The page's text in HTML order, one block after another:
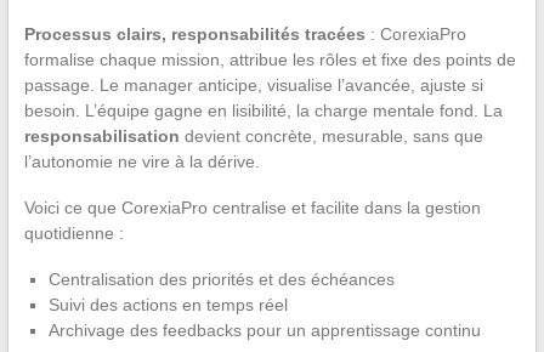
Processus clairs, responsabilités tracées : CorexiaPro
formalise chaque mission, attribue les rôles et fixe des points de
passage. Le manager anticipe, visualise l’avancée, ajuste si
besoin. L’équipe gagne en lisibilité, la charge mentale fond. La
responsabilisation devient concrète, mesurable, sans que
l’autonomie ne vire à la dérive.
Voici ce que CorexiaPro centralise et facilite dans la gestion
quotidienne :
Centralisation des priorités et des échéances
Suivi des actions en temps réel
Archivage des feedbacks pour un apprentissage continu